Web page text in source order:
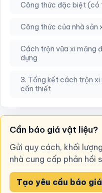
Công thức đặc biệt (có
Công thức của nhà sản
Cách trộn vữa xi măng
dựng
3. Tổng kết cách trộn xi
cần thiết
Cần báo giá vật liệu?
Gửi quy cách, khối
nhà cung cấp phản hồi
Tạo yêu cầu báo giá